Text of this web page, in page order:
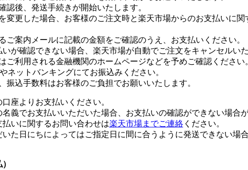
認後、発送手続きが開始いたします。
変更した場合、お客様のご注文時と楽天市場からのお支払いに
ご案内メールに記載の金額をご確認のうえ、お支払いください。
が確認できない場合、楽天市場が自動でご注文をキャンセルいた
ご利用される金融機関のホームページなどを予めご確認くださ
ネットバンキングにてお振込みください。
振込手数料はお客様のご負担でお願いいたします。
座よりお支払いください。
でお支払いいただいた場合、お支払いの確認ができない場合が
いに関するお問い合わせは楽天市場までご連絡ください。
た日にちによってはご指定日に間に合うように発送できない場